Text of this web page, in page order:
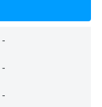
-
-
-